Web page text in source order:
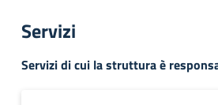
Servizi
Servizi di cui la struttura è